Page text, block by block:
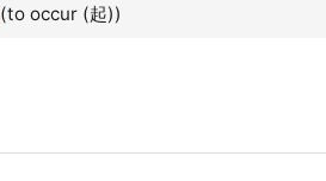
(to occur (起))